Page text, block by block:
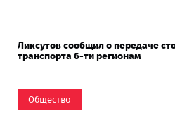
Ликсутов сообщил о передаче
транспорта 6-ти регионам
Общество